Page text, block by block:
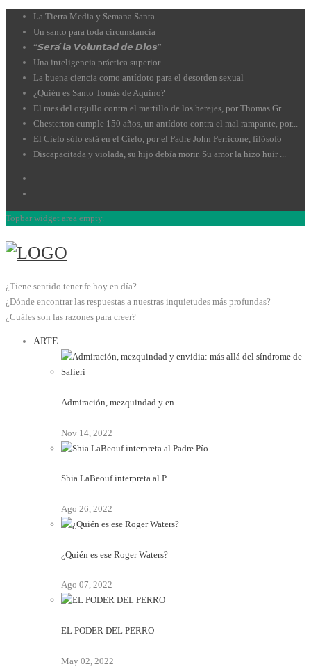
La Tierra Media y Semana Santa
Un santo para toda circunstancia
“𝙎𝙚𝙧𝙖́ 𝙡𝙖 𝙑𝙤𝙡𝙪𝙣𝙩𝙖𝙙 𝙙𝙚 𝘿𝙞𝙤𝙨”
Una inteligencia práctica superior
La buena ciencia como antídoto para el desorden sexual
¿Quién es Santo Tomás de Aquino?
El mes del orgullo contra el martillo de los herejes, por Thomas Gr...
Chesterton cumple 150 años, un antídoto contra el mal rampante, por...
El Cielo sólo está en el Cielo, por el Padre John Perricone, filósofo
Discapacitada y violada, su hijo debía morir. Su amor la hizo huir ...
Topbar widget area empty.
¿Tiene sentido tener fe hoy en día?
¿Dónde encontrar las respuestas a nuestras inquietudes más profundas?
¿Cuáles son las razones para creer?
ARTE
Admiración, mezquindad y en..
Nov 14, 2022
Shia LaBeouf interpreta al P..
Ago 26, 2022
¿Quién es ese Roger Waters?
Ago 07, 2022
EL PODER DEL PERRO
May 02, 2022